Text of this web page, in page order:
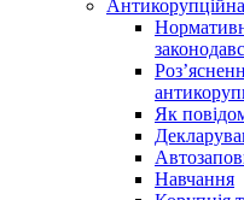
Антикорупційна
Як
Навчання